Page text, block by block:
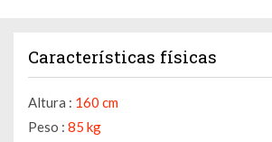
Características físicas
Altura : 160 cm
Peso : 85 kg